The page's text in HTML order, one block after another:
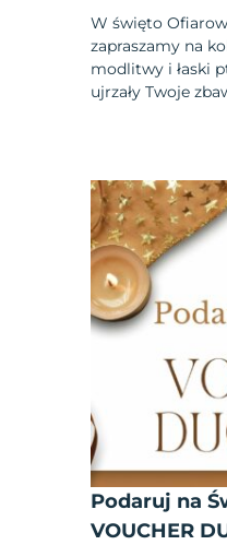
W święto
zapraszamy na
modlitwy i łaski
ujrzały Twoje
Podaruj na
VOUCHER